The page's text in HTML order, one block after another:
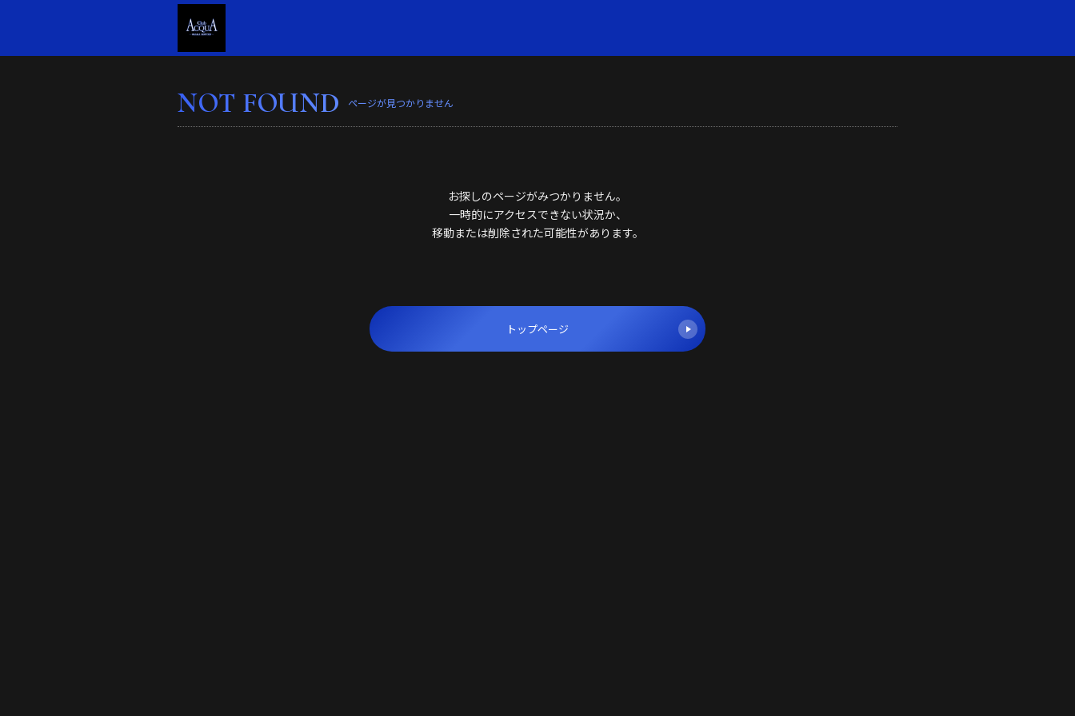
NOT FOUND ページが見つかりません
お探しのページがみつかりません。
一時的にアクセスできない状況か、
移動または削除された可能性があります。
トップページ